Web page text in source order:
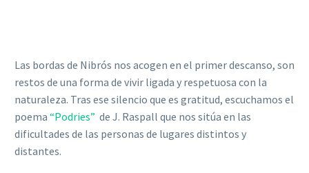
Las bordas de Nibrós nos acogen en el primer descanso, son
restos de una forma de vivir ligada y respetuosa con la
naturaleza. Tras ese silencio que es gratitud, escuchamos el
poema “Podries” de J. Raspall que nos sitúa en las
dificultades de las personas de lugares distintos y
distantes.